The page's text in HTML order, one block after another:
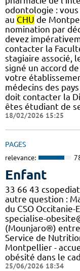
odontologie :
au CHU de
nomination par
devez
contacter la
stagiaire associé,
signé un accord
votre
médecins des
doit contacter la
êtes étudiant de
18/02/2026 15:25
PAGES
relevance:
Enfant
33 66 43
autre question :
du CSO
specialise-
(Mounjaro®)
Service de
Montpellier -
obésité dans le
25/06/2026 18:34